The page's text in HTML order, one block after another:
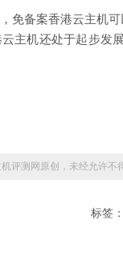
免备案香港云主机
主机还处于起步发
评测网原创，未经允许不
标签：